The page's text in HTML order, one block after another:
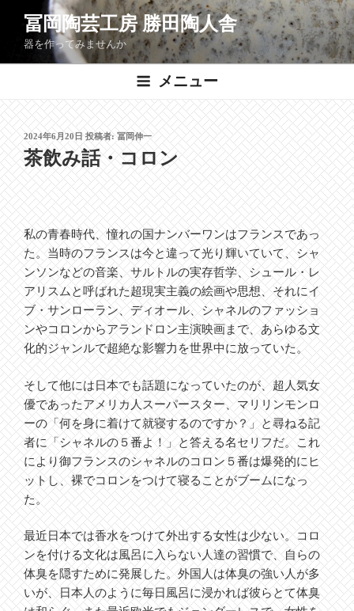
ン
へ
ス
キ
ッ
プ
冨岡陶芸工房 勝田陶人舎
器を作ってみませんか
メニュー
投
稿
日:
2024年6月20日投稿者:冨岡伸一
茶飲み話・コロン
私の青春時代、憧れの国ナンバーワンはフランスであっ
た。当時のフランスは今と違って光り輝いていて、シャ
ンソンなどの音楽、サルトルの実存哲学、シュール・レ
アリスムと呼ばれた超現実主義の絵画や思想、それにイ
ブ・サンローラン、ディオール、シャネルのファッショ
ンやコロンからアランドロン主演映画まで、あらゆる文
化的ジャンルで超絶な影響力を世界中に放っていた。
そして他には日本でも話題になっていたのが、超人気女
優であったアメリカ人スーパースター、マリリンモンロ
ーの「何を身に着けて就寝するのですか？」と尋ねる記
者に「シャネルの５番よ！」と答える名セリフだ。これ
により御フランスのシャネルのコロン５番は爆発的にヒ
ットし、裸でコロンをつけて寝ることがブームになっ
た。
最近日本では香水をつけて外出する女性は少ない。コロ
ンを付ける文化は風呂に入らない人達の習慣で、自らの
体臭を隠すために発展した。外国人は体臭の強い人が多
いが、日本人のように毎日風呂に浸かれば彼らとて体臭